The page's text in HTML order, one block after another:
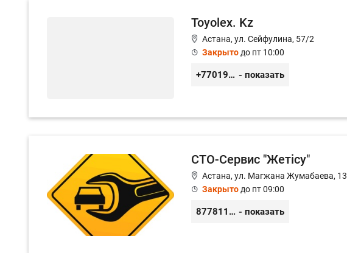
Toyolex. Kz
Астана, ул. Сейфулина, 57/2
Закрытодо пт 10:00
+77019605032 - показать
СТО-Сервис "Жетiсу"
Астана, ул. Магжана Жумабаева, 13
Закрытодо пт 09:00
87781117885 - показать